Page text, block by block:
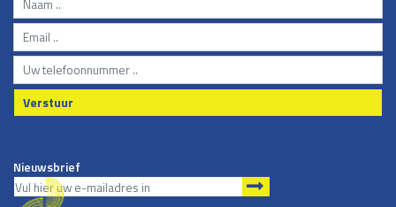
Verstuur
Nieuwsbrief